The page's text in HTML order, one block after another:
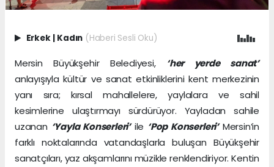
Erkek | Kadın (Haberi Sesli Oku)
Mersin Büyükşehir Belediyesi, ‘her yerde sanat’
anlayışıyla kültür ve sanat etkinliklerini kent merkezinin
yanı sıra; kırsal mahallelere, yaylalara ve sahil
kesimlerine ulaştırmayı sürdürüyor. Yayladan sahile
uzanan ‘Yayla Konserleri’ile ‘Pop Konserleri’Mersin’in
farklı noktalarında vatandaşlarla buluşan Büyükşehir
sanatçıları, yaz akşamlarını müzikle renklendiriyor. Kentin